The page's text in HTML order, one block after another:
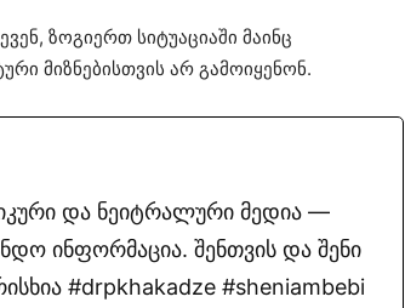
ზოგიერთ სიტუაციაში მაინც
მიზნებისთვის არ გამოიყენონ.
და ნეიტრალური მედია —
ინფორმაცია. შენთვის და შენი
#drpkhakadze #sheniambebi